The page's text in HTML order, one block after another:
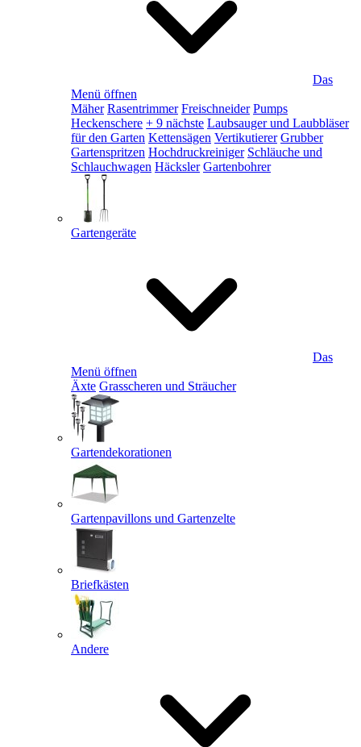
Das
Menü öffnen
Mäher Rasentrimmer Freischneider Pumps
Heckenschere + 9 nächste Laubsauger und Laubbläser
für den Garten Kettensägen Vertikutierer Grubber
Gartenspritzen Hochdruckreiniger Schläuche und
Schlauchwagen Häcksler Gartenbohrer
Gartengeräte
Das
Menü öffnen
Äxte Grasscheren und Sträucher
Gartendekorationen
Gartenpavillons und Gartenzelte
Briefkästen
Andere